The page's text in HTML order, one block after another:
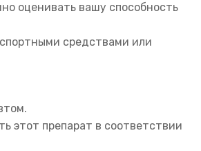
оценивать вашу способность
средствами или
этот препарат в соответствии